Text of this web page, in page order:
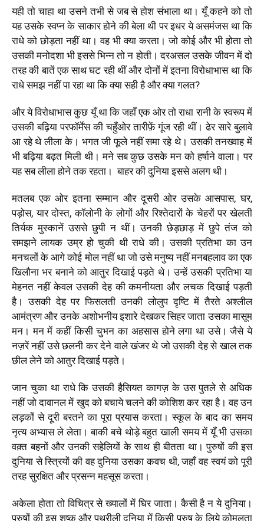
यही तो चाहा था उसने तभी से जब से होश संभाला था। यूँ कहने को तो
यह उसके स्वप्न के साकार होने की बेला थी पर इधर ये असमंजस था कि
राधे को छोड़ता नहीं था। वह भी क्या करता। जो कोई और भी होता तो
उसकी मनोदशा भी इससे भिन्न तो न होती। दरअसल उसके जीवन में दो
तरह की बातें एक साथ घट रही थीं और दोनों में इतना विरोधाभास था कि
राधे समझ नहीं पा रहा था कि क्या सही है और क्या गलत?
और ये विरोधाभास कुछ यूँ था कि जहाँ एक ओर तो राधा रानी के स्वरूप में
उसकी बढ़िया परफॉर्मेंस की चहुँओर तारीफ़ें गूंज रही थीं। ढेर सारे बुलावे
आ रहे थे लीला के। भगत जी फूले नहीं समा रहे थे। उसकी तनख्वाह में
भी बढ़िया बढ़त मिली थी। मने सब कुछ उसके मन को हर्षाने वाला। पर
यह सब लीला होने तक रहता। बाहर की दुनिया इससे अलग थी।
मतलब एक ओर इतना सम्मान और दूसरी ओर उसके आसपास, घर,
पड़ोस, यार दोस्त, कॉलोनी के लोगों और रिश्तेदारों के चेहरों पर खेलती
तिर्यक मुस्कानें उससे छुपी न थीं। उनकी छेड़छाड़ में छुपे तंज को
समझने लायक उम्र हो चुकी थी राधे की। उसकी प्रतिभा का उन
मनचलों के आगे कोई मोल नहीं था जो उसे मनुष्य नहीं मनबहलाव का एक
खिलौना भर बनाने को आतुर दिखाई पड़ते थे। उन्हें उसकी प्रतिभा या
मेहनत नहीं केवल उसकी देह की कमनीयता और लचक दिखाई पड़ती
है। उसकी देह पर फिसलती उनकी लोलुप दृष्टि में तैरते अश्लील
आमंत्रण और उनके अशोभनीय इशारे देखकर सिहर जाता उसका मासूम
मन। मन में कहीं किसी चुभन का अहसास होने लगा था उसे। जैसे ये
नज़रें नहीं उसे छलनी कर देने वाले खंजर थे जो उसकी देह से खाल तक
छील लेने को आतुर दिखाई पड़ते।
जान चुका था राधे कि उसकी हैसियत कागज़ के उस पुतले से अधिक
नहीं जो दावानल में खुद को बचाये चलने की कोशिश कर रहा है। वह उन
लड़कों से दूरी बरतने का पूरा प्रयास करता। स्कूल के बाद का समय
नृत्य अभ्यास ले लेता। बाकी बचे थोड़े बहुत खाली समय में यूँ भी उसका
वक़्त बहनों और उनकी सहेलियों के साथ ही बीतता था। पुरुषों की इस
दुनिया से स्त्रियों की वह दुनिया उसका कवच थी, जहाँ वह स्वयं को पूरी
तरह सुरक्षित और प्रसन्न महसूस करता।
अकेला होता तो विचित्र से ख्यालों में घिर जाता। कैसी है न ये दुनिया।
पुरुषों की इस शुष्क और पथरीली दुनिया में किसी पुरुष के लिये कोमलता